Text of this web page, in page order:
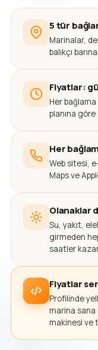
5 tür
Marinalar,
balıkçı
Fiyatlar:
Her
planına
Her
Web sitesi,
Maps ve
Olanaklar
Su, yakıt,
girmeden
saatler
Fiyatlar
Profilinde
marina sana
makinesi ve